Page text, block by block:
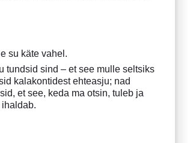
su käte vahel.
tundsid sind – et see mulle seltsiks
kalakontidest ehteasju; nad
et see, keda ma otsin, tuleb ja